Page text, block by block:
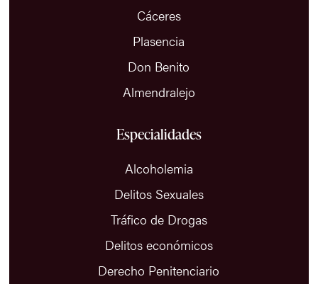
Cáceres
Plasencia
Don Benito
Almendralejo
Especialidades
Alcoholemia
Delitos Sexuales
Tráfico de Drogas
Delitos económicos
Derecho Penitenciario